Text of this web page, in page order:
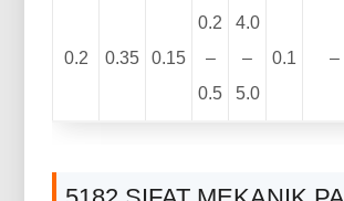
0.2 0.35 0.15
0.2
–
0.5
4.0
–
5.0
0.1 –